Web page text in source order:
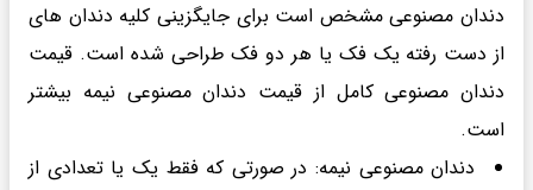
دندان مصنوعی مشخص است برای جایگزینی کلیه دندان های
از دست رفته یک فک یا هر دو فک طراحی شده است. قیمت
دندان مصنوعی کامل از قیمت دندان مصنوعی نیمه بیشتر
است.
دندان مصنوعی نیمه: در صورتی که فقط یک یا تعدادی از